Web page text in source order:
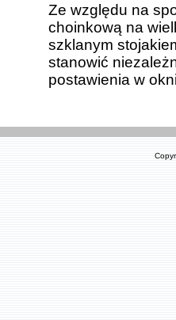
Ze względu na
choinkową na
szklanym
stanowić
postawienia w